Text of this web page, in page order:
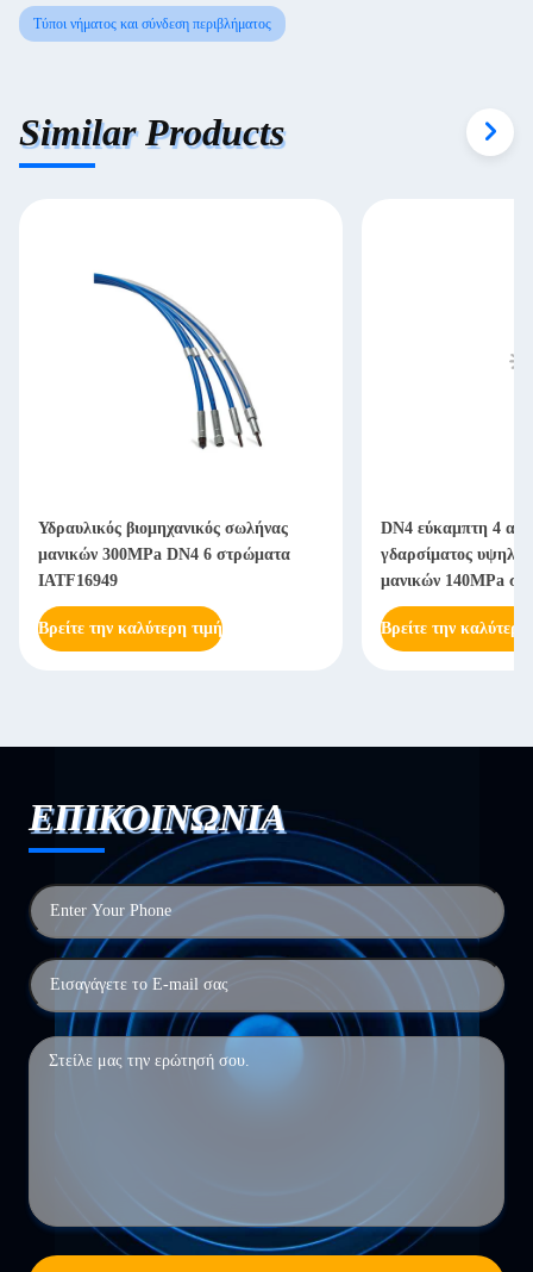
Τύποι νήματος και σύνδεση περιβλήματος
Similar Products
Υδραυλικός βιομηχανικός σωλήνας
μανικών 300MPa DN4 6 στρώματα
IATF16949
Βρείτε την καλύτερη τιμή
DN4 εύκαμπτη 4
γδαρσίματος
μανικών 140MPa
Βρείτε την καλύτερη
ΕΠΙΚΟΙΝΩΝΙΑ